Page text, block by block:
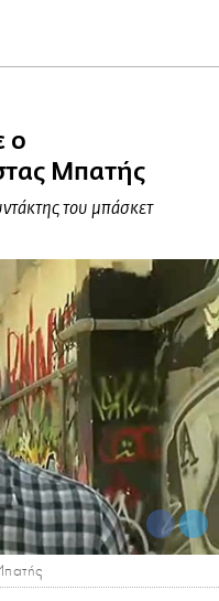
ο
Μπατής
του μπάσκετ